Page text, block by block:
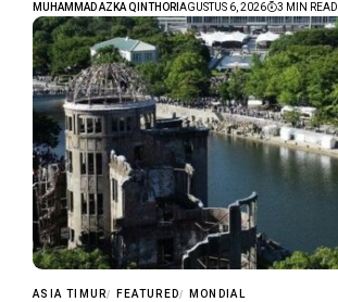
MUHAMMAD AZKA QINTHORI AGUSTUS 6, 2026 3 MIN READ
ASIA TIMUR FEATURED MONDIAL